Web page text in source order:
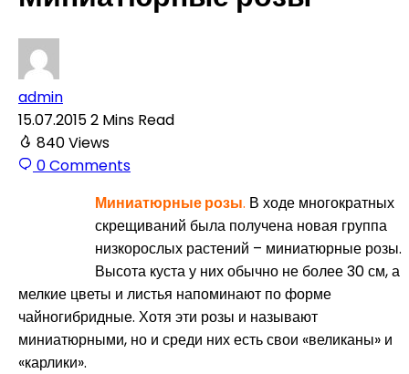
admin
15.07.20152 Mins Read
840Views
0Comments
Миниатюрные розы. В ходе многократ­ных
скрещиваний была получена новая группа
низкорос­лых растений – миниатюрные розы.
Высота куста у них обычно не более 30 см, а
мелкие цветы и листья напоми­нают по форме
чайногибридные. Хотя эти розы и назы­вают
миниатюрными, но и среди них есть свои «велика­ны» и
«карлики».